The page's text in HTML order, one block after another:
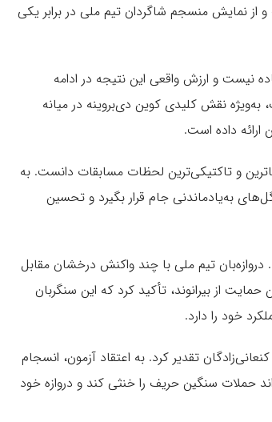
و از نمایش منسجم شاگردان تیم ملی در برابر یکی
و ارزش واقعی این نتیجه در ادامه
نقش کلیدی کوین دی‌بروینه در میانه
ارائه داده است.
و تاکتیکی‌ترین لحظات مسابقات دانست. به
به‌یادماندنی جام قرار بگیرد و تحسین
تیم ملی با چند واکنش درخشان مقابل
از بیرانوند، تأکید کرد که این سنگربان
خود را دارد.
تقدیر کرد. به اعتقاد آزمون، انسجام
حملات سنگین حریف را خنثی کند و دروازه خود